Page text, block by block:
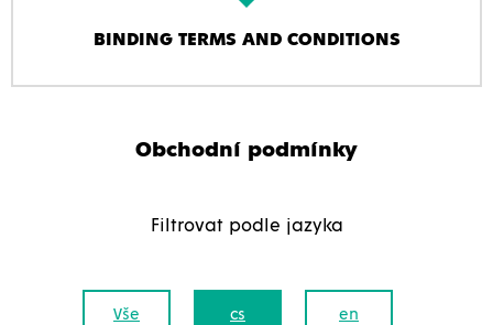
BINDING TERMS AND CONDITIONS
Obchodní podmínky
Filtrovat podle jazyka
Vše cs en